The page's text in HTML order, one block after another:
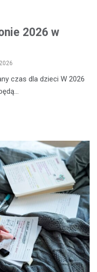
2026 w
czas dla dzieci W 2026